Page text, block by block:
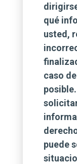
qué
usted,
caso
puede